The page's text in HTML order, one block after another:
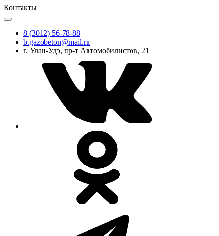
Контакты
8 (3012) 56-78-88
b.gazobeton@mail.ru
г. Улан-Удэ, пр-т Автомобилистов, 21